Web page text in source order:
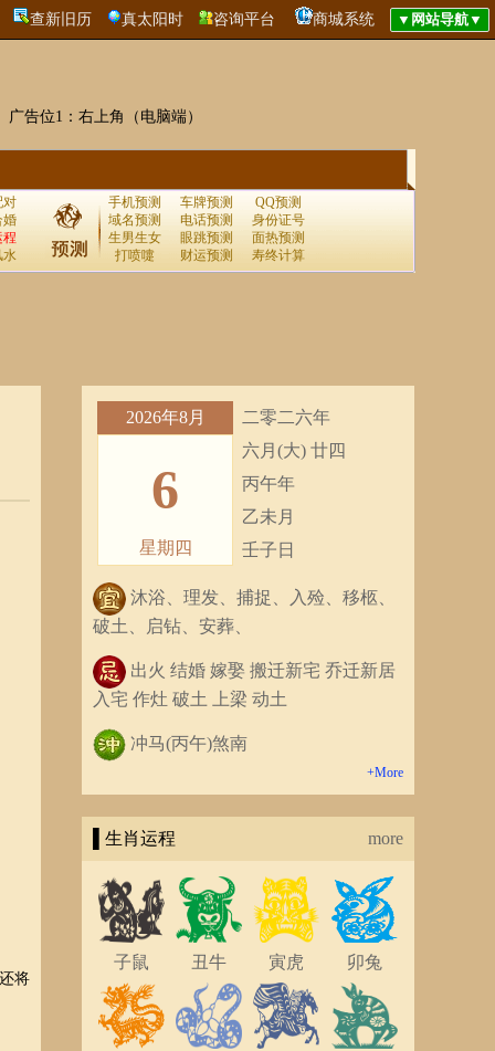
查新旧历 真太阳时 咨询平台 商城系统
广告位1：右上角（电脑端）
对
婚
程
水
手机预测 车牌预测
QQ预测
域名预测
电话预测
身份证号
生男生女
眼跳预测
面热预测
打喷嚏
财运预测 寿终计算
将
2026年8月
6
星期四
二零二六年
六月(大) 廿四
丙午年
乙未月
壬子日
沐浴、理发、捕捉、入殓、移柩、
破土、启钻、安葬、
出火 结婚 嫁娶 搬迁新宅 乔迁新居
入宅 作灶 破土 上梁 动土
冲马(丙午)煞南
+More
▌生肖运程 more
子鼠 丑牛 寅虎 卯兔